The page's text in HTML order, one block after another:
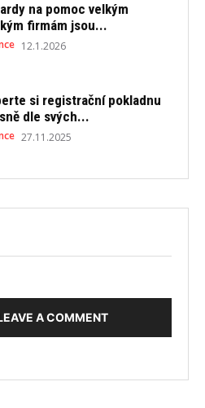
na pomoc velkým
firmám jsou...
12.1.2026
si registrační pokladnu
dle svých...
27.11.2025
A COMMENT